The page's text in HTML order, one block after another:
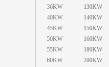
36KW
40KW
45KW
50KW
55KW
60KW
130KW
140KW
150KW
160KW
180KW
200KW